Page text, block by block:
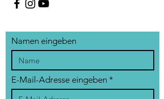
Namen eingeben
E-Mail-Adresse eingeben